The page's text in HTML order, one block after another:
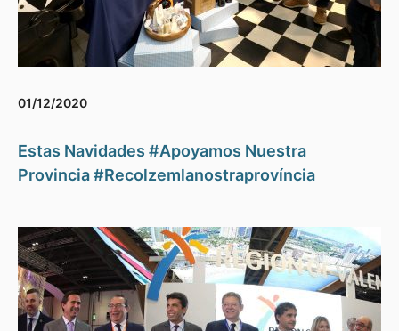
01/12/2020
Estas Navidades #Apoyamos Nuestra
Provincia #Recolzemlanostraprovíncia